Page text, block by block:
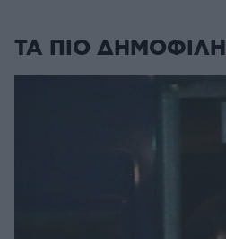
ΤΑ ΠΙΟ ΔΗΜΟΦΙΛΗ